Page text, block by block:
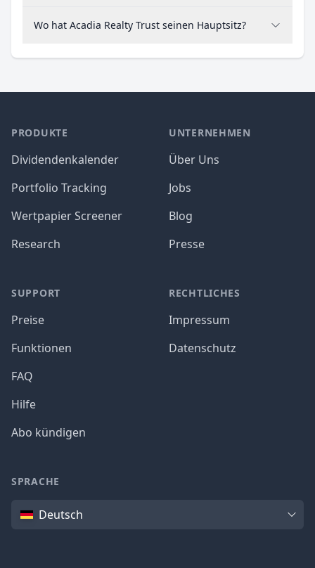
Wo hat Acadia Realty Trust seinen Hauptsitz?
PRODUKTE
Dividendenkalender
Portfolio Tracking
Wertpapier Screener
Research
SUPPORT
Preise
Funktionen
FAQ
Hilfe
Abo kündigen
UNTERNEHMEN
Über Uns
Jobs
Blog
Presse
RECHTLICHES
Impressum
Datenschutz
SPRACHE
SpracheDeutsch